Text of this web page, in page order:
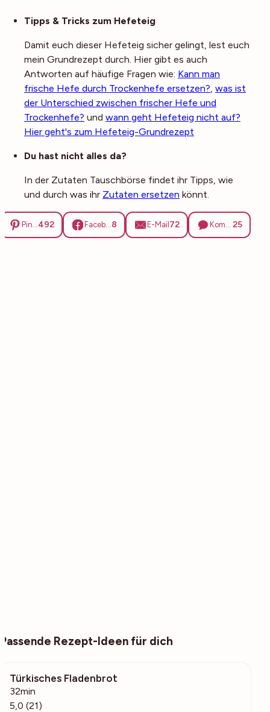
Tipps & Tricks zum Hefeteig
Damit euch dieser Hefeteig sicher gelingt, lest euch
mein Grundrezept durch. Hier gibt es auch
Antworten auf häufige Fragen wie: Kann man
frische Hefe durch Trockenhefe ersetzen?, was ist
der Unterschied zwischen frischer Hefe und
Trockenhefe? und wann geht Hefeteig nicht auf?
Hier geht's zum Hefeteig-Grundrezept
Du hast nicht alles da?
In der Zutaten Tauschbörse findet ihr Tipps, wie
und durch was ihr Zutaten ersetzen könnt.
492 8 E-Mail 72 25
Passende Rezept-Ideen für dich
Türkisches Fladenbrot
32min
5,0 (21)